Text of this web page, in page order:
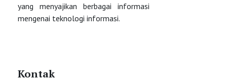
yang menyajikan berbagai informasi
mengenai teknologi informasi.
Kontak